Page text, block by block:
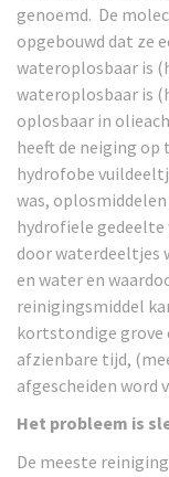
genoemd. De
opgebouwd dat ze
wateroplosbaar is
wateroplosbaar is
oplosbaar in
heeft de neiging op
hydrofobe
was,
hydrofiele
doorwaterdeeltjes
en water en
reinigingsmiddel
kortstondige grove
afzienbare tijd,
afgescheiden word
Het probleem is
De meeste